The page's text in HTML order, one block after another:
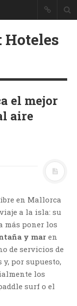
Hoteles
el mejor
aire
en Mallorca
a la isla: su
más poner los
y mar en
de servicios de
por supuesto,
los
surf o el